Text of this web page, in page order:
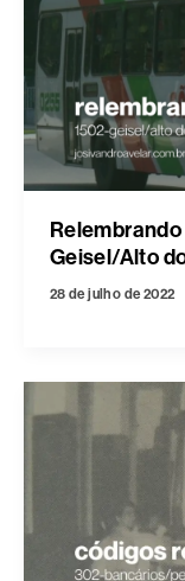
Geisel/Alto
28 de julho de 2022